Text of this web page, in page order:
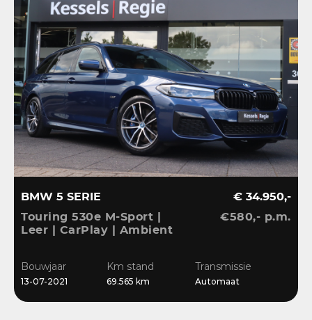
BMW 5 SERIE
Touring 530e M-Sport |
Leer | CarPlay | Ambient
€ 34.950,-
€580,- p.m.
Bouwjaar
13-07-2021
Km stand
69.565 km
Transmissie
Automaat